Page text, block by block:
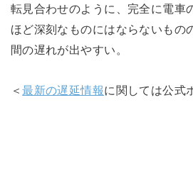
転見合わせのように、完全に電車
ほど深刻なものにはならないもの
間の遅れが出やすい。
＜最新の遅延情報に関しては公式